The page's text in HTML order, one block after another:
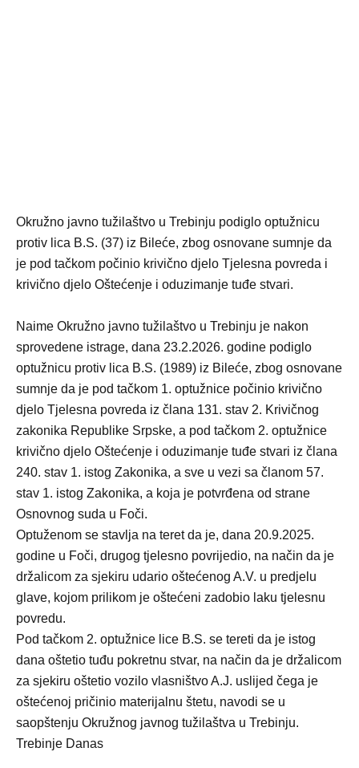
Okružno javno tužilaštvo u Trebinju podiglo optužnicu
protiv lica B.S. (37) iz Bileće, zbog osnovane sumnje da
je pod tačkom počinio krivično djelo Tjelesna povreda i
krivično djelo Oštećenje i oduzimanje tuđe stvari.
Naime Okružno javno tužilaštvo u Trebinju je nakon
sprovedene istrage, dana 23.2.2026. godine podiglo
optužnicu protiv lica B.S. (1989) iz Bileće, zbog osnovane
sumnje da je pod tačkom 1. optužnice počinio krivično
djelo Tjelesna povreda iz člana 131. stav 2. Krivičnog
zakonika Republike Srpske, a pod tačkom 2. optužnice
krivično djelo Oštećenje i oduzimanje tuđe stvari iz člana
240. stav 1. istog Zakonika, a sve u vezi sa članom 57.
stav 1. istog Zakonika, a koja je potvrđena od strane
Osnovnog suda u Foči.
Optuženom se stavlja na teret da je, dana 20.9.2025.
godine u Foči, drugog tjelesno povrijedio, na način da je
držalicom za sjekiru udario oštećenog A.V. u predjelu
glave, kojom prilikom je oštećeni zadobio laku tjelesnu
povredu.
Pod tačkom 2. optužnice lice B.S. se tereti da je istog
dana oštetio tuđu pokretnu stvar, na način da je držalicom
za sjekiru oštetio vozilo vlasništvo A.J. uslijed čega je
oštećenoj pričinio materijalnu štetu, navodi se u
saopštenju Okružnog javnog tužilaštva u Trebinju.
Trebinje Danas